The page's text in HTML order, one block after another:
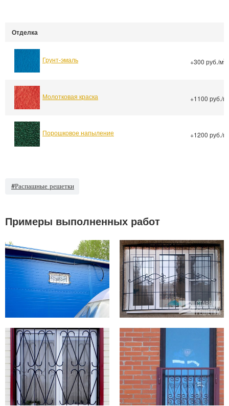
Отделка
Грунт-эмаль +300 руб./м2
Молотковая краска +1100 руб./м
Порошковое напыление +1200 руб./м
#Распашные решетки
Примеры выполненных работ